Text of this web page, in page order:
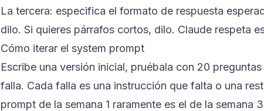
La tercera: especifica el formato de respuesta
dilo. Si quieres párrafos cortos, dilo. Claude respeta
Cómo iterar el system prompt
Escribe una versión inicial, pruébala con 20
falla. Cada falla es una instrucción que falta o una
prompt de la semana 1 raramente es el de la semana